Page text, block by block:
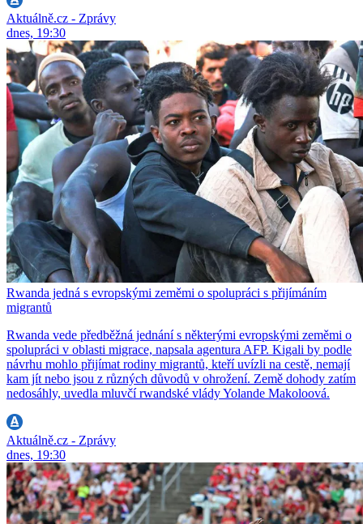
Aktuálně.cz - Zprávy
dnes, 19:30
Rwanda jedná s evropskými zeměmi o spolupráci s přijímáním
migrantů
Rwanda vede předběžná jednání s některými evropskými zeměmi o
spolupráci v oblasti migrace, napsala agentura AFP. Kigali by podle
návrhu mohlo přijímat rodiny migrantů, kteří uvízli na cestě, nemají
kam jít nebo jsou z různých důvodů v ohrožení. Země dohody zatím
nedosáhly, uvedla mluvčí rwandské vlády Yolande Makoloová.
Aktuálně.cz - Zprávy
dnes, 19:30